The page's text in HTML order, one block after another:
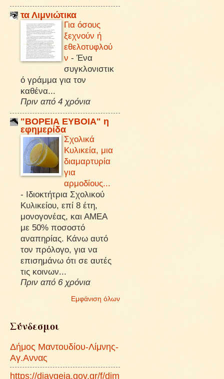
τα Λιμνιώτικα
Για όσους
ξεχνούν ή
εθελοτυφλού
ν - Ένα
συγκλονιστικ
ό γράμμα για τον
καθένα...
Πριν από 4 χρόνια
"ΒΟΡΕΙΑ ΕΥΒΟΙΑ" η
εφημερίδα
Σχολικά
Κυλικεία, μια
διαμαρτυρία
για
αρμοδίους...
- Ιδιοκτήτρια Σχολικού
Κυλικείου, επί 8 έτη,
μονογονέας, και ΑΜΕΑ
με 50% ποσοστό
αναπηρίας. Κάνω αυτό
τον πρόλογο, για να
επισημάνω ότι σε αυτές
τις κοινων...
Πριν από 6 χρόνια
Εμφάνιση όλων
Σύνδεσμοι
Δήμος Μαντουδίου-Λίμνης-
Αγ.Αννας
https://diavgeia.gov.gr/f/dim